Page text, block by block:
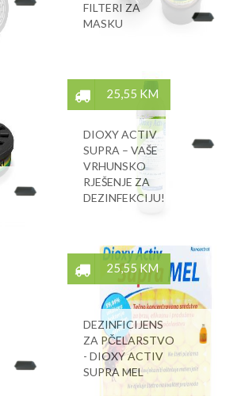
FILTERI ZA
MASKU
25,55 KM
DIOXY ACTIV
SUPRA – VAŠE
VRHUNSKO
RJEŠENJE ZA
DEZINFEKCIJU!
25,55 KM
DEZINFICIJENS
ZA PČELARSTVO
- DIOXY ACTIV
SUPRA MEL